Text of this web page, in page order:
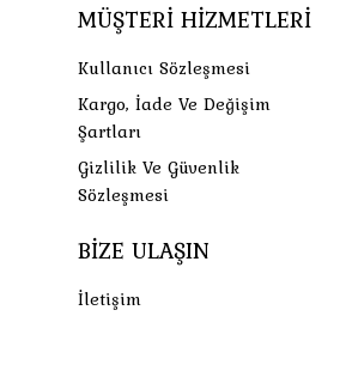
MÜŞTERI HIZMETLERI
Kullanıcı Sözleşmesi
Kargo, İade Ve Değişim
Şartları
Gizlilik Ve Güvenlik
Sözleşmesi
BIZE ULAŞIN
İletişim